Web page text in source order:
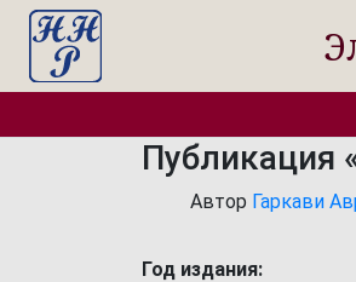
Публикация
Автор Гаркави
Год издания: